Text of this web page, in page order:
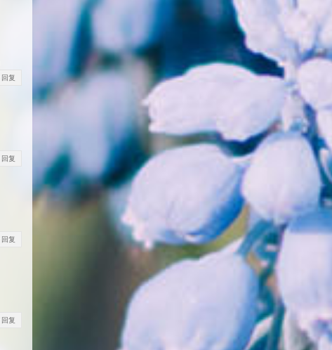
回复
回复
回复
回复